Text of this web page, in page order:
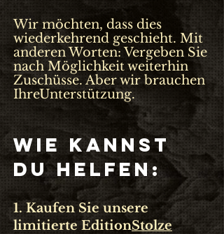
Wir möchten, dass dies
wiederkehrend geschieht. Mit
anderen Worten: Vergeben Sie
nach Möglichkeit weiterhin
Zuschüsse. Aber wir brauchen
IhreUnterstützung.
WIE KANNST
DU HELFEN:
1. Kaufen Sie unsere
limitierte EditionStolze